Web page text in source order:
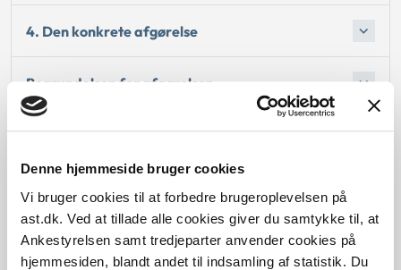
Denne hjemmeside bruger cookies
Vi bruger cookies til at forbedre brugeroplevelsen på
ast.dk. Ved at tillade alle cookies giver du samtykke til, at
Ankestyrelsen samt tredjeparter anvender cookies på
hjemmesiden, blandt andet til indsamling af statistik. Du
4. Den konkrete afgørelse
Begrundelsen for afgørelsen
Dato for underskrift
21.12.2015
Offentliggørelsesdato